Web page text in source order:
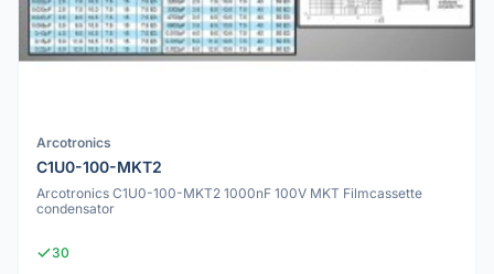
Arcotronics
C1U0-100-MKT2
Arcotronics C1U0-100-MKT2 1000nF 100V MKT Filmcassette
condensator
30